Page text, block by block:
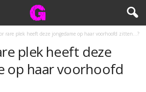
rare plek heeft deze jongedame op haar voorhoofd zitten…?
plek heeft deze
op haar voorhoofd